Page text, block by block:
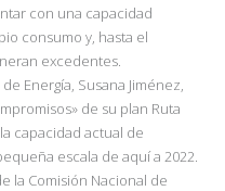
con una capacidad
consumo y, hasta el
excedentes.
Energía, Susana Jiménez,
de su plan Ruta
capacidad actual de
escala de aquí a 2022.
la Comisión Nacional de